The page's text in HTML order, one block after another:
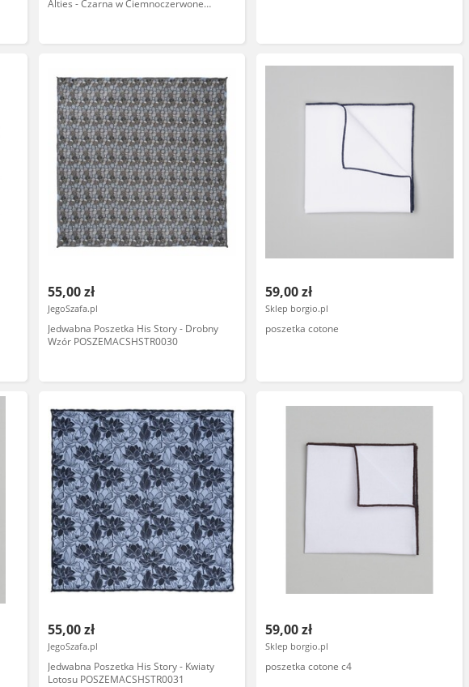
Alties - Czarna w Ciemnoczerwone
55,00 zł
JegoSzafa.pl
Jedwabna Poszetka His Story - Drobny
Wzór POSZEMACSHSTR0030
59,00 zł
Sklep borgio.pl
poszetka cotone
55,00 zł
JegoSzafa.pl
Jedwabna Poszetka His Story - Kwiaty
Lotosu POSZEMACSHSTR0031
59,00 zł
Sklep borgio.pl
poszetka cotone c4